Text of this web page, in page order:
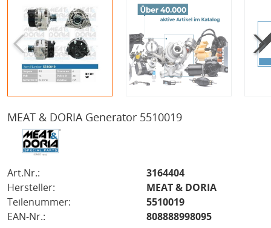
MEAT & DORIA Generator 5510019
Art.Nr.:
3164404
Hersteller:
MEAT & DORIA
Teilenummer:
5510019
EAN-Nr.:
808888998095